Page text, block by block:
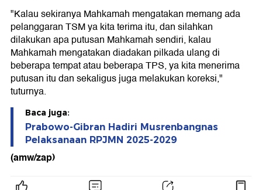
"Kalau sekiranya Mahkamah mengatakan memang ada
pelanggaran TSM ya kita terima itu, dan silahkan
dilakukan apa putusan Mahkamah sendiri, kalau
Mahkamah mengatakan diadakan pilkada ulang di
beberapa tempat atau beberapa TPS, ya kita menerima
putusan itu dan sekaligus juga melakukan koreksi,"
tuturnya.
Baca juga:
Prabowo-Gibran Hadiri Musrenbangnas
Pelaksanaan RPJMN 2025-2029
(amw/zap)